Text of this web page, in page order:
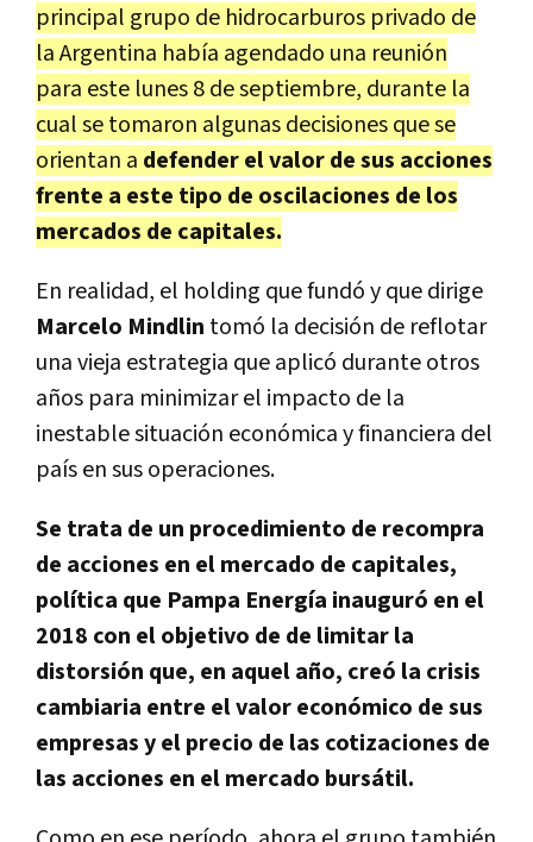
principal grupo de hidrocarburos privado de
la Argentina había agendado una reunión
para este lunes 8 de septiembre, durante la
cual se tomaron algunas decisiones que se
orientan a defender el valor de sus acciones
frente a este tipo de oscilaciones de los
mercados de capitales.
En realidad, el holding que fundó y que dirige
Marcelo Mindlin tomó la decisión de reflotar
una vieja estrategia que aplicó durante otros
años para minimizar el impacto de la
inestable situación económica y financiera del
país en sus operaciones.
Se trata de un procedimiento de recompra
de acciones en el mercado de capitales,
política que Pampa Energía inauguró en el
2018 con el objetivo de de limitar la
distorsión que, en aquel año, creó la crisis
cambiaria entre el valor económico de sus
empresas y el precio de las cotizaciones de
las acciones en el mercado bursátil.